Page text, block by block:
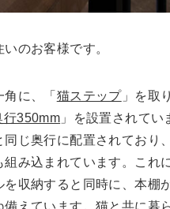
のお客様です。
に、「 猫ステップ」を取
行350mm 」を設置されてい
じ奥行に配置されており
み込まれています。これ
を収納すると同時に、本棚